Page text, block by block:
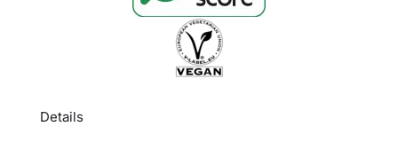
Details